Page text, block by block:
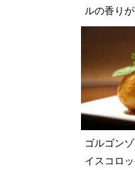
ルの香りが
ゴルゴン
イスコロ